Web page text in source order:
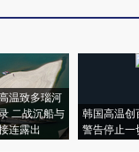
温致多瑙河
二战沉船与
连露出
韩国高温创
警告停止一